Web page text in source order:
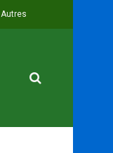
Autres